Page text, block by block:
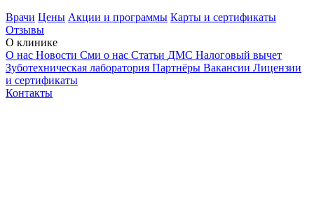
Врачи Цены Акции и программы Карты и сертификаты
Отзывы
О клинике
О нас Новости Сми о нас Статьи ДМС Налоговый вычет
Зуботехническая лаборатория Партнёры Вакансии Лицензии
и сертификаты
Контакты